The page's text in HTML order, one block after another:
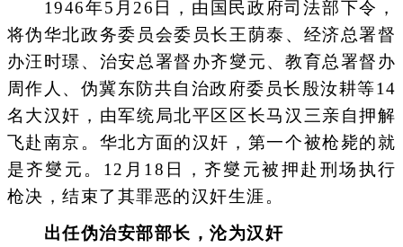
1946年5月26日，由国民政府司法部下令，
将伪华北政务委员会委员长王荫泰、经济总署督
办汪时璟、治安总署督办齐燮元、教育总署督办
周作人、伪冀东防共自治政府委员长殷汝耕等14
名大汉奸，由军统局北平区区长马汉三亲自押解
飞赴南京。华北方面的汉奸，第一个被枪毙的就
是齐燮元。12月18日，齐燮元被押赴刑场执行
枪决，结束了其罪恶的汉奸生涯。
出任伪治安部部长，沦为汉奸